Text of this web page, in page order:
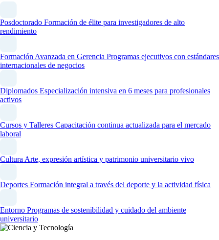
Posdoctorado Formación de élite para investigadores de alto
rendimiento
Formación Avanzada en Gerencia Programas ejecutivos con estándares
internacionales de negocios
Diplomados Especialización intensiva en 6 meses para profesionales
activos
Cursos y Talleres Capacitación continua actualizada para el mercado
laboral
CulturaArte, expresión artística y patrimonio universitario vivo
Deportes Formación integral a través del deporte y la actividad física
Entorno Programas de sostenibilidad y cuidado del ambiente
universitario